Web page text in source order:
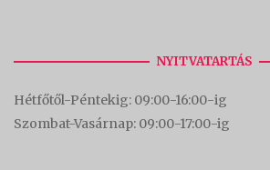
NYITVATARTÁS
Hétfőtől-Péntekig: 09:00-16:00-ig
Szombat-Vasárnap: 09:00-17:00-ig